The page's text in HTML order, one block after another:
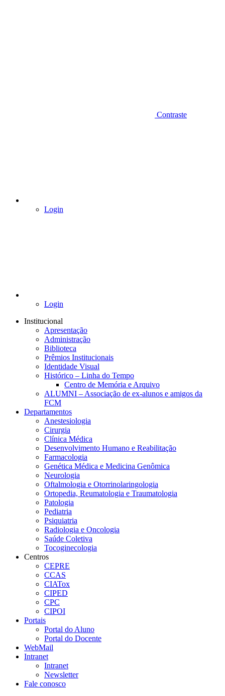
Contraste
Login
Login
Institucional
Apresentação
Administração
Biblioteca
Prêmios Institucionais
Identidade Visual
Histórico – Linha do Tempo
Centro de Memória e Arquivo
ALUMNI – Associação de ex-alunos e amigos da
FCM
Departamentos
Anestesiologia
Cirurgia
Clínica Médica
Desenvolvimento Humano e Reabilitação
Farmacologia
Genética Médica e Medicina Genômica
Neurologia
Oftalmologia e Otorrinolaringologia
Ortopedia, Reumatologia e Traumatologia
Patologia
Pediatria
Psiquiatria
Radiologia e Oncologia
Saúde Coletiva
Tocoginecologia
Centros
CEPRE
CCAS
CIATox
CIPED
CPC
CIPOI
Portais
Portal do Aluno
Portal do Docente
WebMail
Intranet
Intranet
Newsletter
Fale conosco